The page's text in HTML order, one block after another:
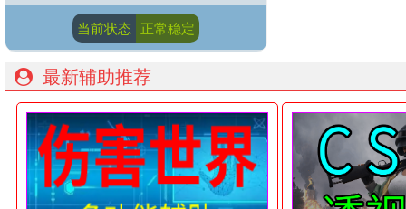
当前状态 正常稳定
最新辅助推荐